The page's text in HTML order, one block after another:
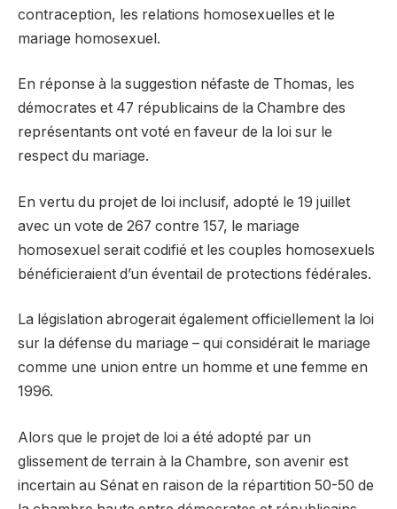
contraception, les relations homosexuelles et le
mariage homosexuel.
En réponse à la suggestion néfaste de Thomas, les
démocrates et 47 républicains de la Chambre des
représentants ont voté en faveur de la loi sur le
respect du mariage.
En vertu du projet de loi inclusif, adopté le 19 juillet
avec un vote de 267 contre 157, le mariage
homosexuel serait codifié et les couples homosexuels
bénéficieraient d’un éventail de protections fédérales.
La législation abrogerait également officiellement la loi
sur la défense du mariage – qui considérait le mariage
comme une union entre un homme et une femme en
1996.
Alors que le projet de loi a été adopté par un
glissement de terrain à la Chambre, son avenir est
incertain au Sénat en raison de la répartition 50-50 de